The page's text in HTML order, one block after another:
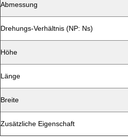
Abmessung
Drehungs-Verhältnis (NP: Ns)
Höhe
Länge
Breite
Zusätzliche Eigenschaft